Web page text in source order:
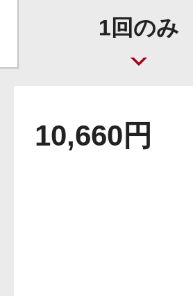
ギフト
1回のみ
10,660円